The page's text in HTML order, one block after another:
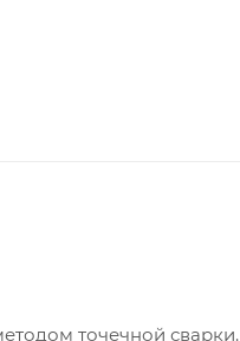
точечной сварки.